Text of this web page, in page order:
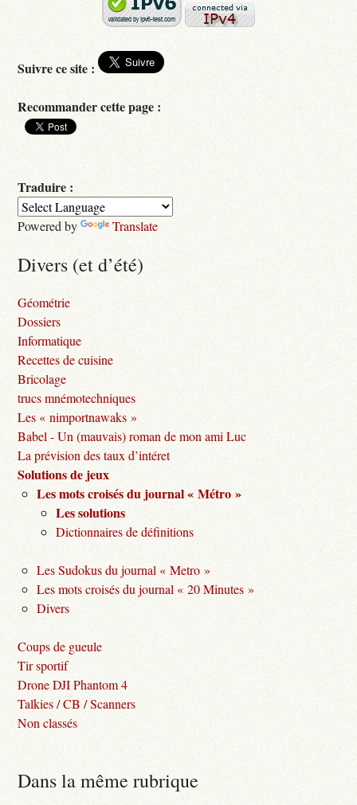
Suivre ce site :
Recommander cette page :
Traduire :
Powered by Translate
Divers (et d’été)
Géométrie
Dossiers
Informatique
Recettes de cuisine
Bricolage
trucs mnémotechniques
Les « nimportnawaks »
Babel - Un (mauvais) roman de mon ami Luc
La prévision des taux d’intéret
Solutions de jeux
Les mots croisés du journal « Métro »
Les solutions
Dictionnaires de définitions
Les Sudokus du journal « Metro »
Les mots croisés du journal « 20 Minutes »
Divers
Coups de gueule
Tir sportif
Drone DJI Phantom 4
Talkies / CB / Scanners
Non classés
Dans la même rubrique